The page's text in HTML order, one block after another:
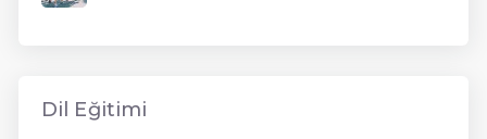
Dil Eğitimi